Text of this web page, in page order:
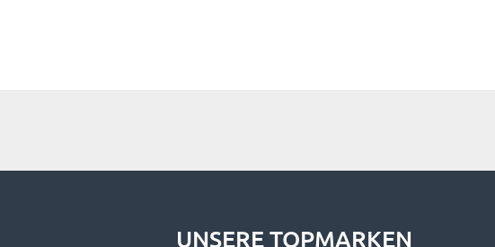
UNSERE TOPMARKEN